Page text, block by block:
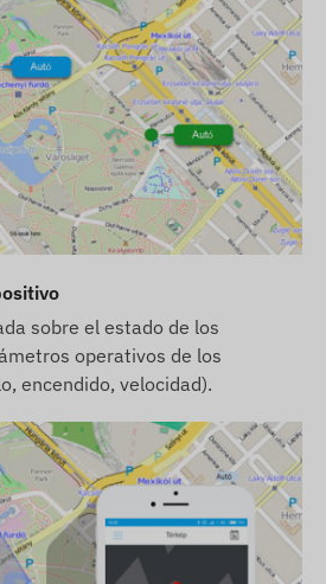
no se comercializa por
SIM y licencia de software.
listo para funcionar y
de su operación
no tendrá que hacer nada al
servicio de alertas SMS,
tarjeta de crédito SMS en
protegido por una etiqueta de
desarmar, ya que podría
garantía.
el dispositivo a otra persona,
nuestro servicio de atención
sobre el estado de los
operativos de los
encendido, velocidad).